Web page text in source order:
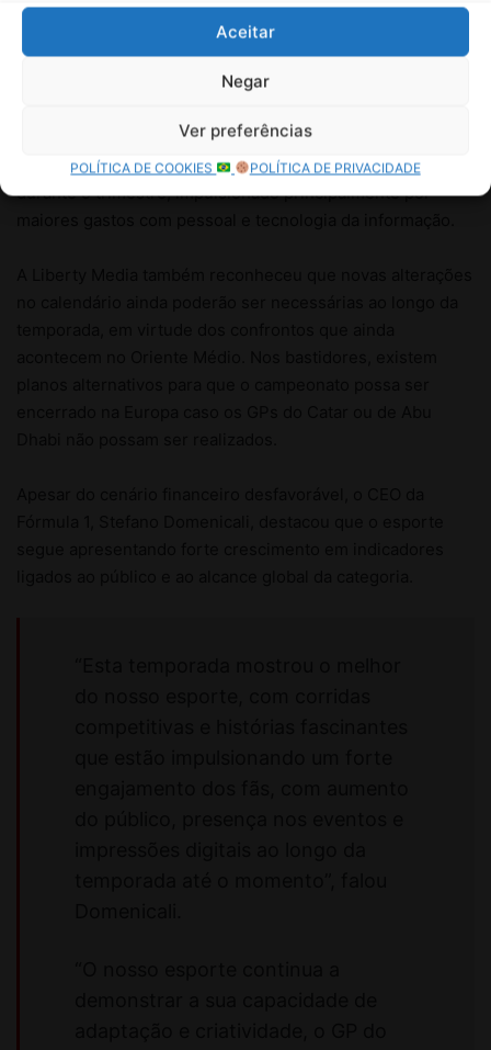
Aceitar
Negar
Ver preferências
POLÍTICA DE COOKIES POLÍTICA DE PRIVACIDADE